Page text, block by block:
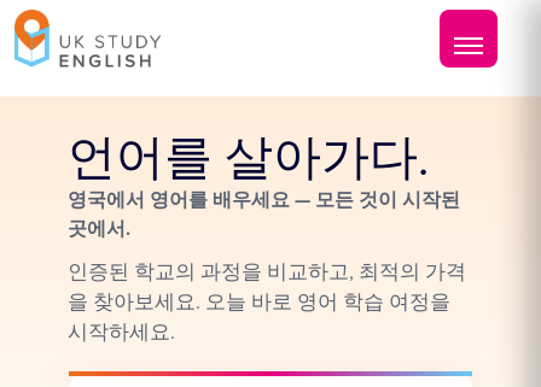
언어를 살아가다.
영국에서 영어를 배우세요 — 모든 것이 시작된
곳에서.
인증된 학교의 과정을 비교하고, 최적의 가격
을 찾아보세요. 오늘 바로 영어 학습 여정을
시작하세요.